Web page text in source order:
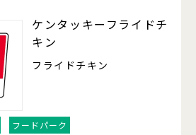
ケンタッキーフライドチ
キン
フライドチキン
フードパーク